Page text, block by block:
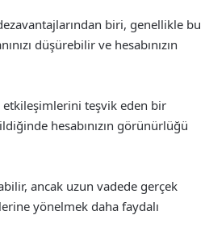
biri, genellikle bu
düşürebilir ve hesabınızın
etkileşimlerini teşvik eden bir
hesabınızın görünürlüğü
ancak uzun vadede gerçek
yönelmek daha faydalı